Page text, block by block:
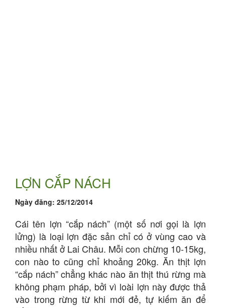
LỢN CẮP NÁCH
Ngày đăng: 25/12/2014
Cái tên lợn “cắp nách” (một số nơi gọi là lợn
lửng) là loại lợn đặc sản chỉ có ở vùng cao và
nhiều nhất ở Lai Châu. Mỗi con chừng 10-15kg,
con nào to cũng chỉ khoảng 20kg. Ăn thịt lợn
“cắp nách” chẳng khác nào ăn thịt thú rừng mà
không phạm pháp, bởi vì loài lợn này được thả
vào trong rừng từ khi mới đẻ, tự kiếm ăn để